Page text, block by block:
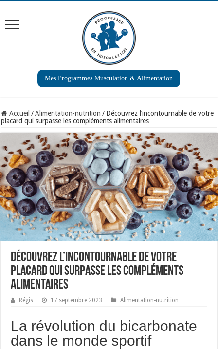
Mes Programmes Musculation & Alimentation
Accueil / Alimentation-nutrition / Découvrez l’incontournable de votre
placard qui surpasse les compléments alimentaires
Découvrez l’incontournable de votre
placard qui surpasse les compléments
alimentaires
Régis 17 septembre 2023 Alimentation-nutrition
La révolution du bicarbonate
dans le monde sportif